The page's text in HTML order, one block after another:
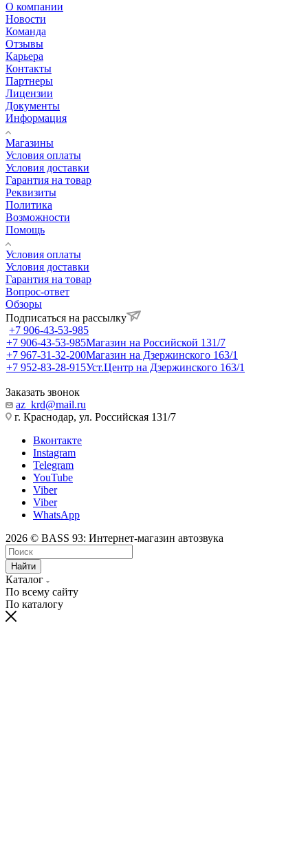
О компании
Новости
Команда
Отзывы
Карьера
Контакты
Партнеры
Лицензии
Документы
Информация
Магазины
Условия оплаты
Условия доставки
Гарантия на товар
Реквизиты
Политика
Возможности
Помощь
Условия оплаты
Условия доставки
Гарантия на товар
Вопрос-ответ
Обзоры
Подписаться на рассылку
+7 906-43-53-985
+7 906-43-53-985Магазин на Российской 131/7
+7 967-31-32-200Магазин на Дзержинского 163/1
+7 952-83-28-915Уст.Центр на Дзержинского 163/1
Заказать звонок
az_krd@mail.ru
г. Краснодар, ул. Российская 131/7
Вконтакте
Instagram
Telegram
YouTube
Viber
Viber
WhatsApp
2026 © BASS 93: Интернет-магазин автозвука
Найти
Каталог
По всему сайту
По каталогу